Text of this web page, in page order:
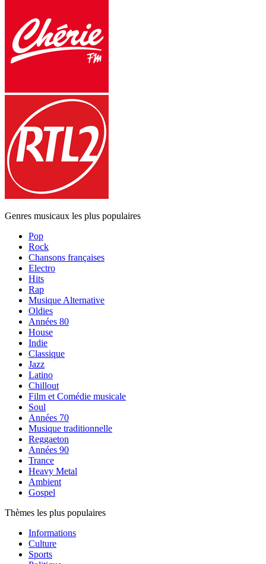
Genres musicaux les plus populaires
Pop
Rock
Chansons françaises
Electro
Hits
Rap
Musique Alternative
Oldies
Années 80
House
Indie
Classique
Jazz
Latino
Chillout
Film et Comédie musicale
Soul
Années 70
Musique traditionnelle
Reggaeton
Années 90
Trance
Heavy Metal
Ambient
Gospel
Thèmes les plus populaires
Informations
Culture
Sports